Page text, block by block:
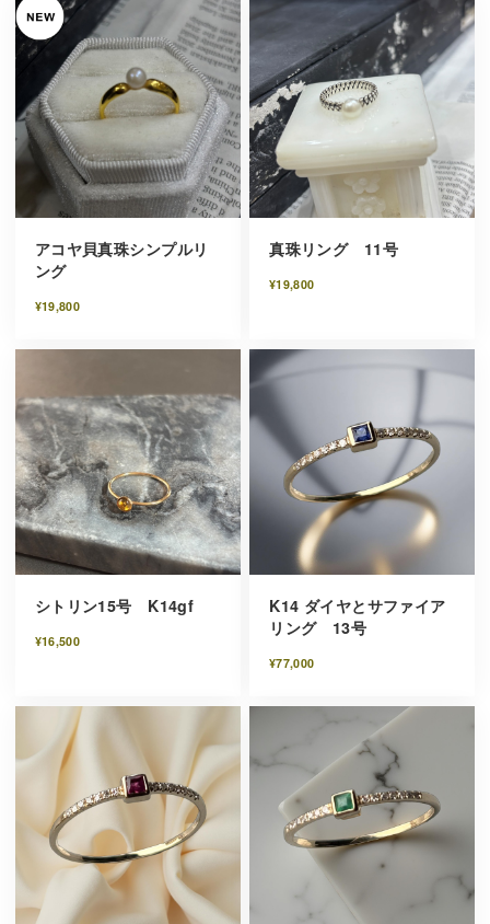
アコヤ貝真珠シンプルリ
ング
¥19,800
真珠リング 11号
¥19,800
シトリン15号 K14gf
¥16,500
K14 ダイヤとサファイア
リング 13号
¥77,000